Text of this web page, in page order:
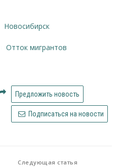
Новосибирск
отток мигрантов
Предложить новость
Подписаться на новости
Следующая статья